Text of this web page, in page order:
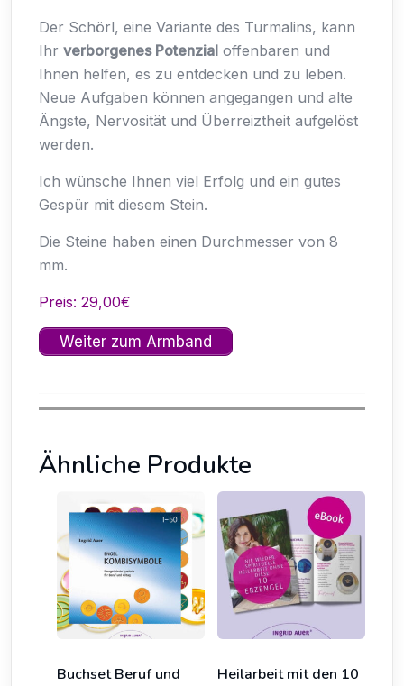
Der Schörl, eine Variante des Turmalins, kann
Ihr verborgenes Potenzial offenbaren und
Ihnen helfen, es zu entdecken und zu leben.
Neue Aufgaben können angegangen und alte
Ängste, Nervosität und Überreiztheit aufgelöst
werden.
Ich wünsche Ihnen viel Erfolg und ein gutes
Gespür mit diesem Stein.
Die Steine haben einen Durchmesser von 8
mm.
Preis: 29,00€
Weiter zum Armband
Ähnliche Produkte
Buchset Beruf und
Heilarbeit mit den 10